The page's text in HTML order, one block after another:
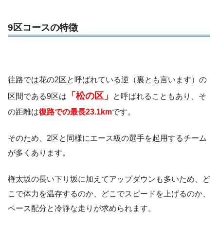
9区コースの特徴
往路では花の2区と呼ばれている逆（裏とも言います）の
区間である9区は
「松の区」
と呼ばれることもあり、そ
の距離は復路での最長23.1kmです。
そのため、2区と同様にエース級の選手を起用するチーム
が多くあります。
権太坂の長い下り坂に加えてアップダウンも多いため、ど
こで体力を温存するのか、どこでスピードを上げるのか、
ペース配分と冷静な走りが求められます。